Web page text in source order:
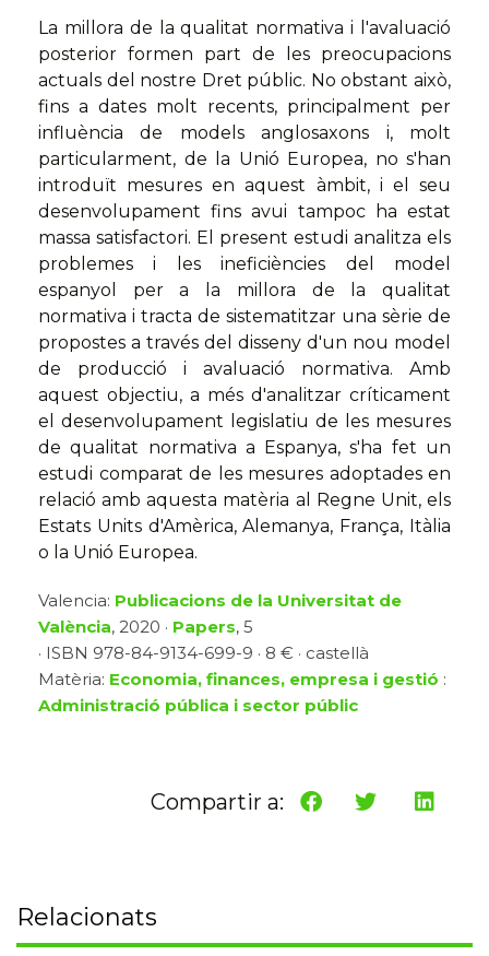
La millora de la qualitat normativa i l'avaluació
posterior formen part de les preocupacions
actuals del nostre Dret públic. No obstant això,
fins a dates molt recents, principalment per
influència de models anglosaxons i, molt
particularment, de la Unió Europea, no s'han
introduït mesures en aquest àmbit, i el seu
desenvolupament fins avui tampoc ha estat
massa satisfactori. El present estudi analitza els
problemes i les ineficiències del model
espanyol per a la millora de la qualitat
normativa i tracta de sistematitzar una sèrie de
propostes a través del disseny d'un nou model
de producció i avaluació normativa. Amb
aquest objectiu, a més d'analitzar críticament
el desenvolupament legislatiu de les mesures
de qualitat normativa a Espanya, s'ha fet un
estudi comparat de les mesures adoptades en
relació amb aquesta matèria al Regne Unit, els
Estats Units d'Amèrica, Alemanya, França, Itàlia
o la Unió Europea.
Valencia: Publicacions de la Universitat de
València, 2020 · Papers, 5
· ISBN 978-84-9134-699-9 · 8 € · castellà
Matèria: Economia, finances, empresa i gestió :
Administració pública i sector públic
Compartir a:
Relacionats